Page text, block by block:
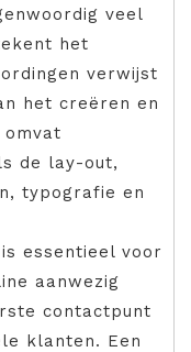
veel
het
verwijst
het creëren en
de lay-out,
typografie en
essentieel voor
aanwezig
contactpunt
klanten. Een